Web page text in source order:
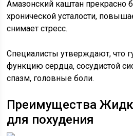
Амазонский каштан прекрасно
хронической усталости,
снимает стресс.
Специалисты утверждают, что
функцию сердца, сосудистой
спазм, головные боли.
Преимущества
для похудения